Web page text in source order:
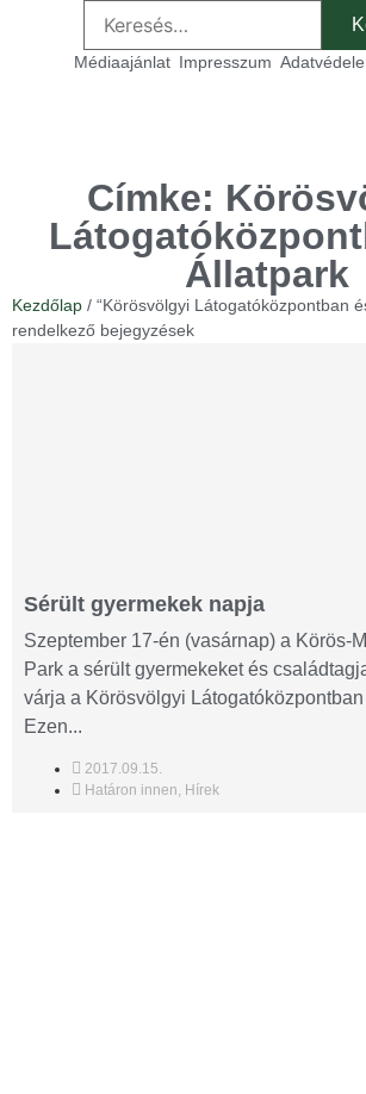
Médiaajánlat Impresszum
Címke:
Állatpark
Kezdőlap / “Körösvölgyi Látogatóközpontban
rendelkező bejegyzések
Sérült gyermekek napja
Szeptember 17-én (vasárnap) a Körös-
Park a sérült gyermekeket és
várja a Körösvölgyi
Ezen...
2017.09.15.
Határon innen, Hírek